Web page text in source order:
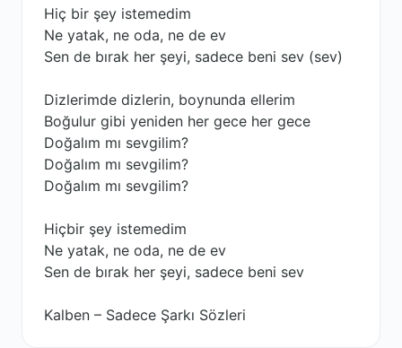
Hiç bir şey istemedim
Ne yatak, ne oda, ne de ev
Sen de bırak her şeyi, sadece beni sev (sev)
Dizlerimde dizlerin, boynunda ellerim
Boğulur gibi yeniden her gece her gece
Doğalım mı sevgilim?
Doğalım mı sevgilim?
Doğalım mı sevgilim?
Hiçbir şey istemedim
Ne yatak, ne oda, ne de ev
Sen de bırak her şeyi, sadece beni sev
Kalben – Sadece Şarkı Sözleri